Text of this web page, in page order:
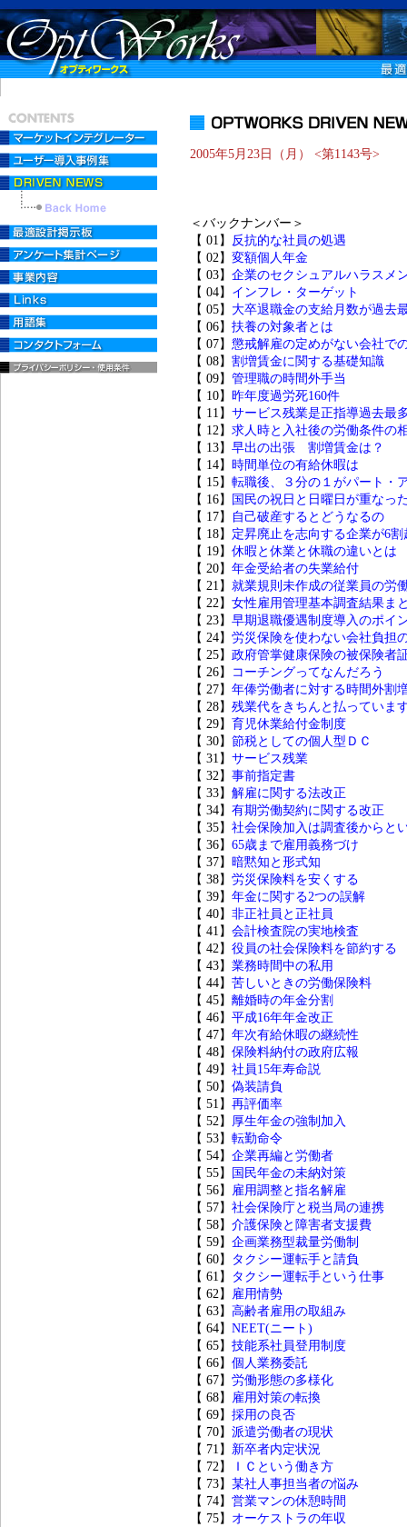
2005年5月23日（月） <第1143号>
＜バックナンバー＞
【 01】
反抗的な社員の処遇
【 02】 変額個人年金
【 03】 企業のセクシュアルハラスメ
【 04】 インフレ・ターゲット
【 05】 大卒退職金の支給月数が過去
【 06】 扶養の対象者とは
【 07】 懲戒解雇の定めがない会社で
【 08】 割増賃金に関する基礎知識
【 09】 管理職の時間外手当
【 10】 昨年度過労死160件
【 11】 サービス残業是正指導過去最
【 12】 求人時と入社後の労働条件の
【 13】 早出の出張 割増賃金は？
【 14】 時間単位の有給休暇は
【 15】 転職後、３分の１がパート・
【 16】 国民の祝日と日曜日が重なっ
【 17】
自己破産するとどうなるの
【 18】 定昇廃止を志向する企業が6割
【 19】 休暇と休業と休職の違いとは
【 20】 年金受給者の失業給付
【 21】 就業規則未作成の従業員の労
【 22】 女性雇用管理基本調査結果ま
【 23】 早期退職優遇制度導入のポイ
【 24】 労災保険を使わない会社負担
【 25】 政府管掌健康保険の被保険者
【 26】
コーチングってなんだろう
【 27】 年俸労働者に対する時間外割
【 28】 残業代をきちんと払っていま
【 29】 育児休業給付金制度
【 30】 節税としての個人型ＤＣ
【 31】 サービス残業
【 32】 事前指定書
【 33】 解雇に関する法改正
【 34】 有期労働契約に関する改正
【 35】 社会保険加入は調査後からと
【 36】 65歳まで雇用義務づけ
【 37】 暗黙知と形式知
【 38】 労災保険料を安くする
【 39】 年金に関する2つの誤解
【 40】 非正社員と正社員
【 41】 会計検査院の実地検査
【 42】 役員の社会保険料を節約する
【 43】 業務時間中の私用
【 44】 苦しいときの労働保険料
【 45】 離婚時の年金分割
【 46】 平成16年年金改正
【 47】 年次有給休暇の継続性
【 48】 保険料納付の政府広報
【 49】 社員15年寿命説
【 50】 偽装請負
【 51】 再評価率
【 52】 厚生年金の強制加入
【 53】 転勤命令
【 54】 企業再編と労働者
【 55】 国民年金の未納対策
【 56】
雇用調整と指名解雇
【 57】 社会保険庁と税当局の連携
【 58】 介護保険と障害者支援費
【 59】 企画業務型裁量労働制
【 60】
タクシー運転手と請負
【 61】
タクシー運転手という仕事
【 62】
雇用情勢
【 63】 高齢者雇用の取組み
【 64】 NEET(ニート)
【 65】 技能系社員登用制度
【 66】 個人業務委託
【 67】 労働形態の多様化
【 68】
雇用対策の転換
【 69】 採用の良否
【 70】 派遣労働者の現状
【 71】 新卒者内定状況
【 72】
ＩＣという働き方
【 73】 某社人事担当者の悩み
【 74】 営業マンの休憩時間
【 75】 オーケストラの年収